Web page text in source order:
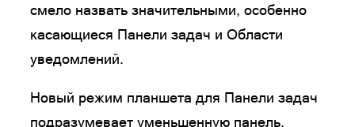
смело назвать значительными, особенно
касающиеся Панели задач и Области
уведомлений.
Новый режим планшета для Панели задач
подразумевает уменьшенную панель,